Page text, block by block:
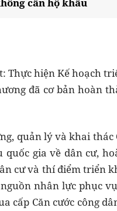
Thực hiện Kế hoạch
đã cơ bản hoàn
quản lý và khai thác
gia về dân cư,
cư và thí điểm triển
nhân lực phục
cấp Căn cước công